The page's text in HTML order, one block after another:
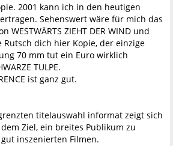
2001 kann ich in den heutigen
Sehenswert wäre für mich das
WESTWÄRTS ZIEHT DER WIND und
dich hier Kopie, der einzige
70 mm tut ein Euro wirklich
TULPE.
ist ganz gut.
titelauswahl informat zeigt sich
Ziel, ein breites Publikum zu
inszenierten Filmen.